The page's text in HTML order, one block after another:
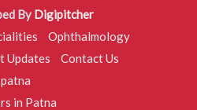
By Digipitcher
Ophthalmology
Updates
Contact Us
in Patna